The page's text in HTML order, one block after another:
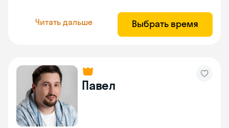
Читать дальше Выбрать время
Павел